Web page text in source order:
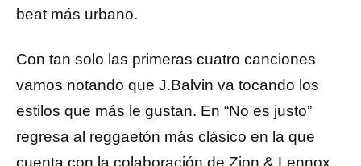
beat más urbano.
Con tan solo las primeras cuatro canciones
vamos notando que J.Balvin va tocando los
estilos que más le gustan. En “No es justo”
regresa al reggaetón más clásico en la que
cuenta con la colaboración de Zion & Lennox